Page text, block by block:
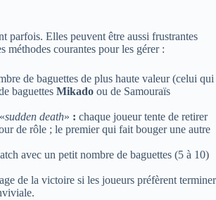
parfois. Elles peuvent être aussi frustrantes
méthodes courantes pour les gérer :
de baguettes de plus haute valeur (celui qui
baguettes Mikado ou de Samouraïs
sudden death» : chaque joueur tente de retirer
de rôle ; le premier qui fait bouger une autre
avec un petit nombre de baguettes (5 à 10)
de la victoire si les joueurs préfèrent terminer